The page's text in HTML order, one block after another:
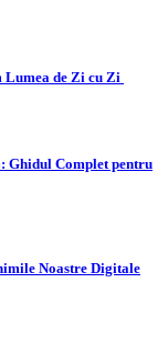
Lumea de Zi cu Zi
Ghidul Complet pentru
Noastre Digitale